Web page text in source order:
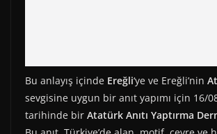
Bu anlayış içinde Ereğli‘ye ve Ereğli’nin
sevgisine uygun bir anıt yapımı için 16/
tarihinde bir Atatürk Anıtı Yaptırma